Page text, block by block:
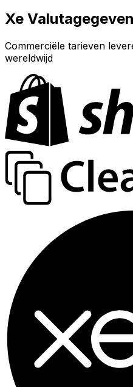
Xe
Commerciële tarieven
wereldwijd